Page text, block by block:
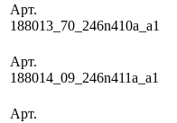
Арт.
188013_70_246n410a_a1
Арт.
188014_09_246n411a_a1
Арт.